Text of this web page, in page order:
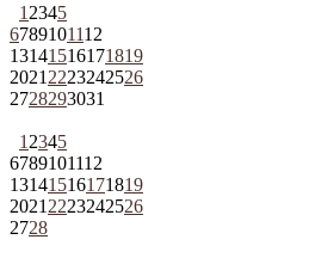
1 2345
6789101112
13141516171819
2021 2223242526
2728293031
1 2345
6789101112
13141516171819
2021 2223242526
2728